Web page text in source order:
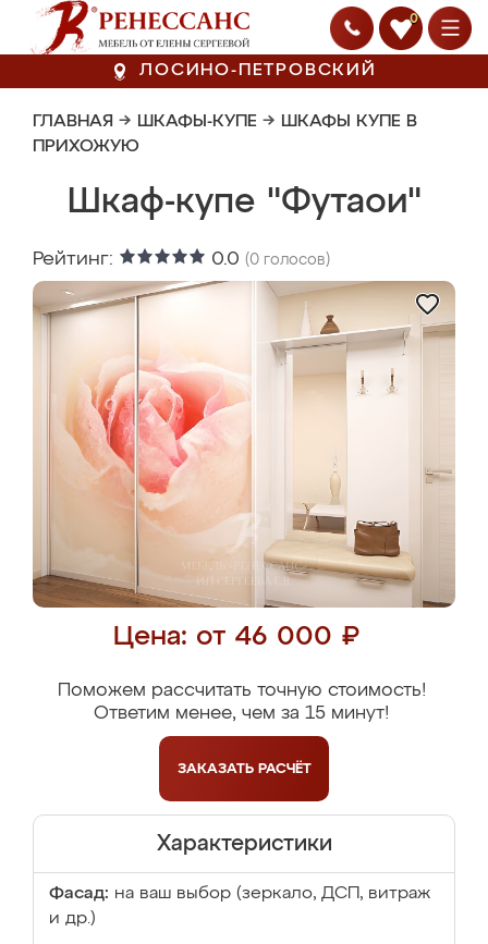
0
ЛОСИНО-ПЕТРОВСКИЙ
ГЛАВНАЯ → ШКАФЫ-КУПЕ → ШКАФЫ КУПЕ В
ПРИХОЖУЮ
Шкаф-купе "Футаои"
Рейтинг: 0.0 (0 голосов)
Цена: от 46 000 ₽
Поможем рассчитать точную стоимость!
Ответим менее, чем за 15 минут!
ЗАКАЗАТЬ РАСЧЁТ
Характеристики
Фасад: на ваш выбор (зеркало, ДСП, витраж
и др.)